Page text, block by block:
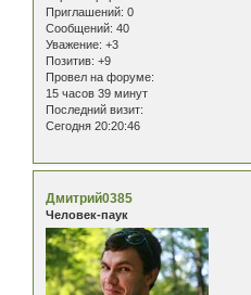
Приглашений: 0
Сообщений: 40
Уважение: +3
Позитив: +9
Провел на форуме:
15 часов 39 минут
Последний визит:
Сегодня 20:20:46
Дмитрий0385
Человек-паук